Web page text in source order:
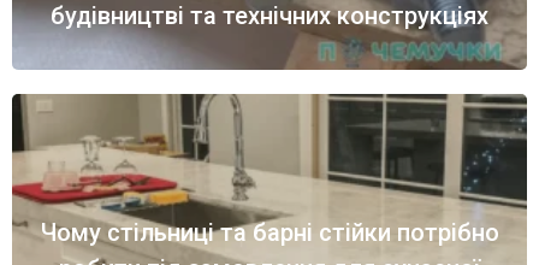
будівництві та технічних конструкціях
Чому стільниці та барні стійки потрібно